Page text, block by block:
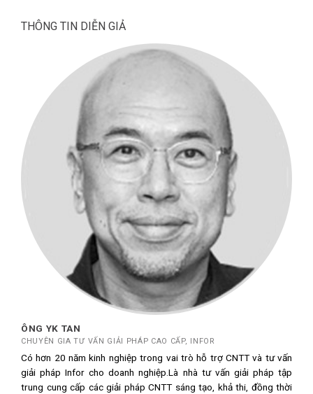
THÔNG TIN DIỄN GIẢ
ÔNG YK TAN
CHUYÊN GIA TƯ VẤN GIẢI PHÁP CAO CẤP, INFOR
Có hơn 20 năm kinh nghiệp trong vai trò hỗ trợ CNTT và tư vấn
giải pháp Infor cho doanh nghiệp.Là nhà tư vấn giải pháp tập
trung cung cấp các giải pháp CNTT sáng tạo, khả thi, đồng thời